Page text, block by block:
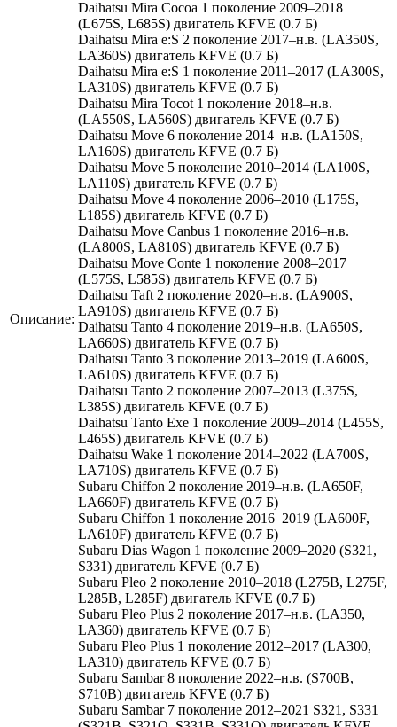
Описание:
Daihatsu Mira Cocoa 1 поколение 2009–2018
(L675S, L685S) двигатель KFVE (0.7 Б)
Daihatsu Mira e:S 2 поколение 2017–н.в. (LA350S,
LA360S) двигатель KFVE (0.7 Б)
Daihatsu Mira e:S 1 поколение 2011–2017 (LA300S,
LA310S) двигатель KFVE (0.7 Б)
Daihatsu Mira Tocot 1 поколение 2018–н.в.
(LA550S, LA560S) двигатель KFVE (0.7 Б)
Daihatsu Move 6 поколение 2014–н.в. (LA150S,
LA160S) двигатель KFVE (0.7 Б)
Daihatsu Move 5 поколение 2010–2014 (LA100S,
LA110S) двигатель KFVE (0.7 Б)
Daihatsu Move 4 поколение 2006–2010 (L175S,
L185S) двигатель KFVE (0.7 Б)
Daihatsu Move Canbus 1 поколение 2016–н.в.
(LA800S, LA810S) двигатель KFVE (0.7 Б)
Daihatsu Move Conte 1 поколение 2008–2017
(L575S, L585S) двигатель KFVE (0.7 Б)
Daihatsu Taft 2 поколение 2020–н.в. (LA900S,
LA910S) двигатель KFVE (0.7 Б)
Daihatsu Tanto 4 поколение 2019–н.в. (LA650S,
LA660S) двигатель KFVE (0.7 Б)
Daihatsu Tanto 3 поколение 2013–2019 (LA600S,
LA610S) двигатель KFVE (0.7 Б)
Daihatsu Tanto 2 поколение 2007–2013 (L375S,
L385S) двигатель KFVE (0.7 Б)
Daihatsu Tanto Exe 1 поколение 2009–2014 (L455S,
L465S) двигатель KFVE (0.7 Б)
Daihatsu Wake 1 поколение 2014–2022 (LA700S,
LA710S) двигатель KFVE (0.7 Б)
Subaru Chiffon 2 поколение 2019–н.в. (LA650F,
LA660F) двигатель KFVE (0.7 Б)
Subaru Chiffon 1 поколение 2016–2019 (LA600F,
LA610F) двигатель KFVE (0.7 Б)
Subaru Dias Wagon 1 поколение 2009–2020 (S321,
S331) двигатель KFVE (0.7 Б)
Subaru Pleo 2 поколение 2010–2018 (L275B, L275F,
L285B, L285F) двигатель KFVE (0.7 Б)
Subaru Pleo Plus 2 поколение 2017–н.в. (LA350,
LA360) двигатель KFVE (0.7 Б)
Subaru Pleo Plus 1 поколение 2012–2017 (LA300,
LA310) двигатель KFVE (0.7 Б)
Subaru Sambar 8 поколение 2022–н.в. (S700B,
S710B) двигатель KFVE (0.7 Б)
Subaru Sambar 7 поколение 2012–2021 S321, S331